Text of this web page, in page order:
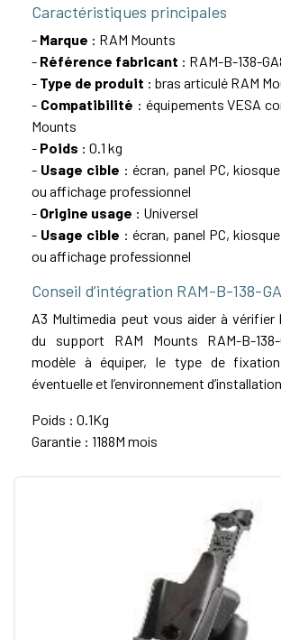
Caractéristiques principales
- Marque : RAM Mounts
- Référence fabricant : RAM-B-138-
- Type de produit : bras articulé RAM
- Compatibilité : équipements VESA
Mounts
- Poids : 0.1 kg
- Usage cible : écran, panel PC,
ou affichage professionnel
- Origine usage : Universel
- Usage cible : écran, panel PC,
ou affichage professionnel
Conseil d’intégration RAM-B-138-
A3 Multimedia peut vous aider à
du support RAM Mounts RAM-B-
modèle à équiper, le type de fixation,
éventuelle et l’environnement d’installation.
Poids : 0.1Kg
Garantie : 1188M mois